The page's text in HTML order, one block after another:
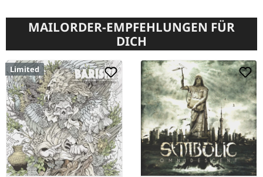
MAILORDER-EMPFEHLUNGEN FÜR
DICH
Limited